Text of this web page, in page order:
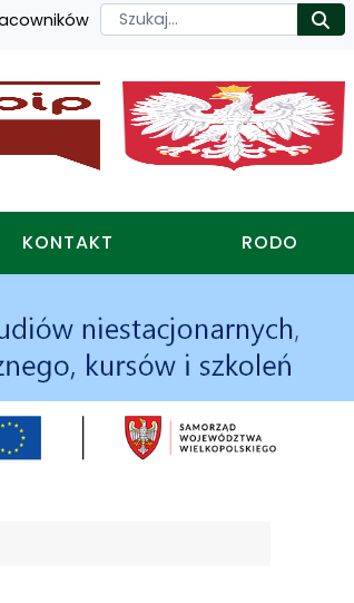
Szukaj
KONTAKT RODO